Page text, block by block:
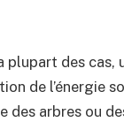
plupart des
de l’énergie
des arbres ou